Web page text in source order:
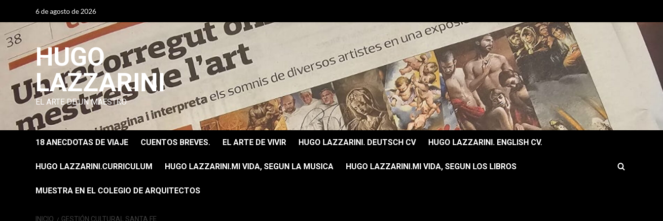
contenido
6 de agosto de 2026
HUGO
LAZZARINI
EL ARTE DE UN MAESTRO
18 ANECDOTAS DE VIAJE CUENTOS BREVES. EL ARTE DE VIVIR HUGO LAZZARINI. DEUTSCH CV HUGO LAZZARINI. ENGLISH CV.
HUGO LAZZARINI.CURRICULUM HUGO LAZZARINI.MI VIDA, SEGUN LA MUSICA HUGO LAZZARINI.MI VIDA, SEGUN LOS LIBROS
MUESTRA EN EL COLEGIO DE ARQUITECTOS
INICIO GESTIÓN CULTURAL SANTA FE